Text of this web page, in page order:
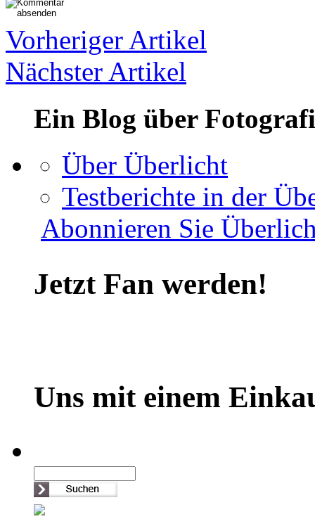
Vorheriger Artikel
Nächster Artikel
Ein Blog über
Über Überlicht
Testberichte in der
Abonnieren Sie
Jetzt Fan werden!
Uns mit einem